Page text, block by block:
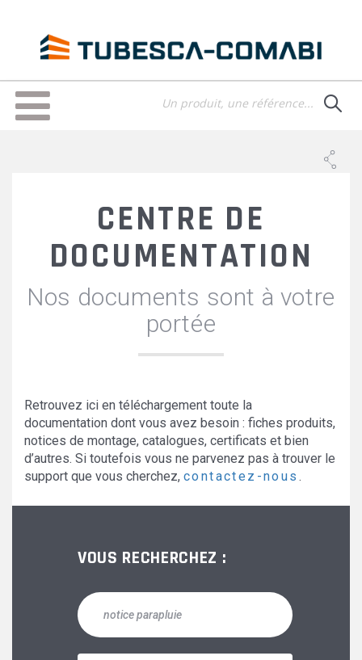
contenu
principal
Toggle
navigation
CENTRE DE
DOCUMENTATION
Nos documents sont à votre
portée
Retrouvez ici en téléchargement toute la
documentation dont vous avez besoin : fiches produits,
notices de montage, catalogues, certificats et bien
d’autres. Si toutefois vous ne parvenez pas à trouver le
support que vous cherchez, contactez-nous .
VOUS RECHERCHEZ :